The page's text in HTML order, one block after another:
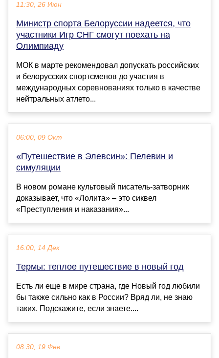
11:30, 26 Июн
Министр спорта Белоруссии надеется, что
участники Игр СНГ смогут поехать на
Олимпиаду
МОК в марте рекомендовал допускать российских
и белорусских спортсменов до участия в
международных соревнованиях только в качестве
нейтральных атлето...
06:00, 09 Окт
«Путешествие в Элевсин»: Пелевин и
симуляции
В новом романе культовый писатель-затворник
доказывает, что «Лолита» – это сиквел
«Преступления и наказания»...
16:00, 14 Дек
Термы: теплое путешествие в новый год
Есть ли еще в мире страна, где Новый год любили
бы также сильно как в России? Вряд ли, не знаю
таких. Подскажите, если знаете....
08:30, 19 Фев